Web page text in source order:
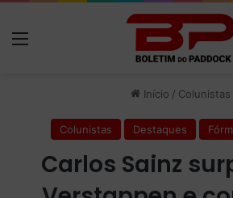
Início / Colunistas
Colunistas Destaques
Carlos Sainz